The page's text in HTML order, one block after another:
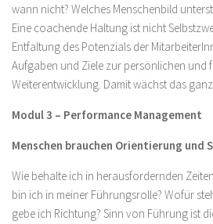
wann nicht? Welches Menschenbild
Eine coachende Haltung ist nicht
Entfaltung des Potenzials der
Aufgaben und Ziele zur persönlichen und
Weiterentwicklung. Damit wächst das
Modul 3 – Performance Management
Menschen brauchen Orientierung und
Wie behalte ich in herausfordernden
bin ich in meiner Führungsrolle? Wofür
gebe ich Richtung? Sinn von Führung ist